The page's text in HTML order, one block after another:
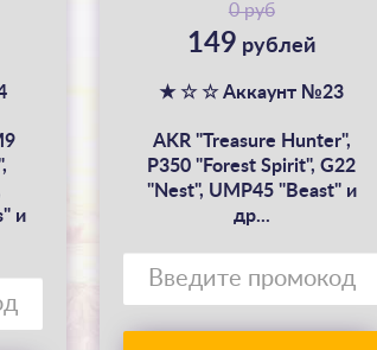
и
0 руб
149 рублей
★ ☆ ☆ Аккаунт №23
AKR "Treasure Hunter",
P350 "Forest Spirit", G22
"Nest", UMP45 "Beast" и
др...